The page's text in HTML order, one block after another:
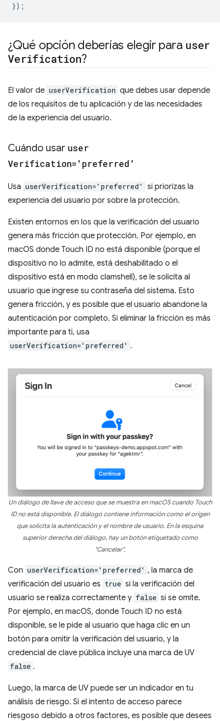
});
¿Qué opción deberías elegir para user
Verification?
El valor de userVerification que debes usar depende
de los requisitos de tu aplicación y de las necesidades
de la experiencia del usuario.
Cuándo usar user
Verification='preferred'
Usa userVerification='preferred'
si priorizas la
experiencia del usuario por sobre la protección.
Existen entornos en los que la verificación del usuario
genera más fricción que protección. Por ejemplo, en
macOS donde Touch ID no está disponible (porque el
dispositivo no lo admite, está deshabilitado o el
dispositivo está en modo clamshell), se le solicita al
usuario que ingrese su contraseña del sistema. Esto
genera fricción, y es posible que el usuario abandone la
autenticación por completo. Si eliminar la fricción es más
importante para ti, usa
userVerification='preferred' .
Un diálogo de llave de acceso que se muestra en macOS cuando Touch
ID no está disponible. El diálogo contiene información como el origen
que solicita la autenticación y el nombre de usuario. En la esquina
superior derecha del diálogo, hay un botón etiquetado como
"Cancelar".
Con userVerification='preferred' , la marca de
verificación del usuario es true si la verificación del
usuario se realiza correctamente y false si se omite.
Por ejemplo, en macOS, donde Touch ID no está
disponible, se le pide al usuario que haga clic en un
botón para omitir la verificación del usuario, y la
credencial de clave pública incluye una marca de UV
false .
Luego, la marca de UV puede ser un indicador en tu
análisis de riesgo. Si el intento de acceso parece
riesgoso debido a otros factores, es posible que desees